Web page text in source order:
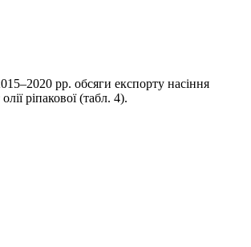
рр. обсяги експорту насіння
ріпакової (табл. 4).